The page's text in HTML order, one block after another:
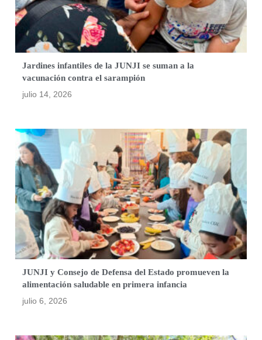
Jardines infantiles de la JUNJI se suman a la
vacunación contra el sarampión
julio 14, 2026
JUNJI y Consejo de Defensa del Estado promueven la
alimentación saludable en primera infancia
julio 6, 2026